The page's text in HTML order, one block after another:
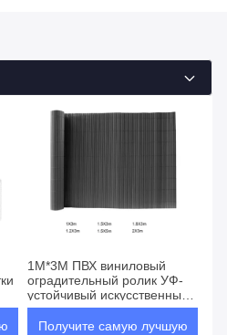
1M*3M ПВХ виниловый
оградительный ролик УФ-
устойчивый искусственный
бамбуковый ролик для сада
Получите самую лучшую